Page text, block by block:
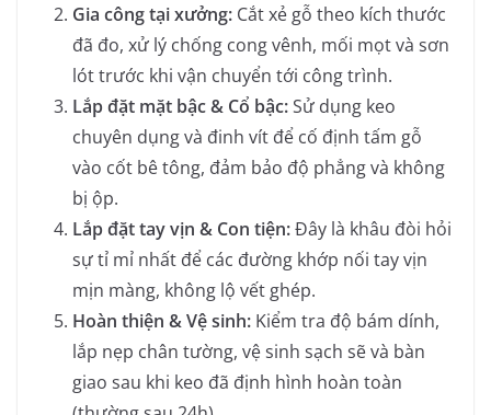
Gia công tại xưởng: Cắt xẻ gỗ theo kích thước
đã đo, xử lý chống cong vênh, mối mọt và sơn
lót trước khi vận chuyển tới công trình.
Lắp đặt mặt bậc & Cổ bậc:Sử dụng keo
chuyên dụng và đinh vít để cố định tấm gỗ
vào cốt bê tông, đảm bảo độ phẳng và không
bị ộp.
Lắp đặt tay vịn & Con tiện:Đây là khâu đòi hỏi
sự tỉ mỉ nhất để các đường khớp nối tay vịn
mịn màng, không lộ vết ghép.
Hoàn thiện & Vệ sinh: Kiểm tra độ bám dính,
lắp nẹp chân tường, vệ sinh sạch sẽ và bàn
giao sau khi keo đã định hình hoàn toàn